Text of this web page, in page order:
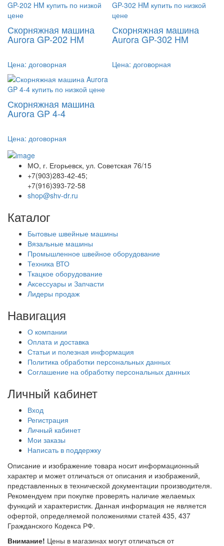
Скорняжная машина
Aurora GP-202 HM
Цена: договорная
Скорняжная машина
Aurora GP-302 HM
Цена: договорная
Скорняжная машина
Aurora GP 4-4
Цена: договорная
МО, г. Егорьевск, ул. Советская 76/15
+7(903)283-42-45;
+7(916)393-72-58
shop@shv-dr.ru
Каталог
Бытовые швейные машины
Вязальные машины
Промышленное швейное оборудование
Техника ВТО
Ткацкое оборудование
Аксессуары и Запчасти
Лидеры продаж
Навигация
О компании
Оплата и доставка
Статьи и полезная информация
Политика обработки персональных данных
Соглашение на обработку персональных данных
Личный кабинет
Вход
Регистрация
Личный кабинет
Мои заказы
Написать в поддержку
Описание и изображение товара носит информационный
характер и может отличаться от описания и изображений,
представленных в технической документации производителя.
Рекомендуем при покупке проверять наличие желаемых
функций и характеристик. Данная информация не является
офертой, определяемой положениями статей 435, 437
Гражданского Кодекса РФ.
Внимание! Цены в магазинах могут отличаться от